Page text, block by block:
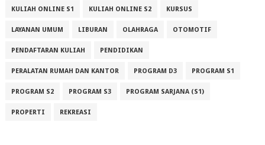
KULIAH ONLINE S1 KULIAH ONLINE S2 KURSUS
LAYANAN UMUM LIBURAN OLAHRAGA OTOMOTIF
PENDAFTARAN KULIAH PENDIDIKAN
PERALATAN RUMAH DAN KANTOR PROGRAM D3 PROGRAM S1
PROGRAM S2 PROGRAM S3 PROGRAM SARJANA (S1)
PROPERTI REKREASI